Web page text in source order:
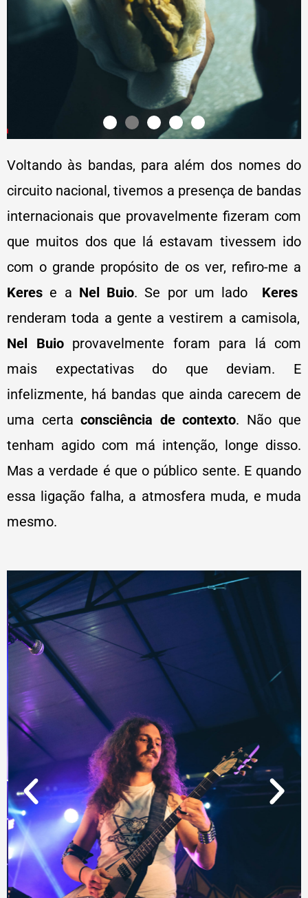
Voltando às bandas, para além dos nomes do
circuito nacional, tivemos a presença de bandas
internacionais que provavelmente fizeram com
que muitos dos que lá estavam tivessem ido
com o grande propósito de os ver, refiro-me a
Keres e a Nel Buio. Se por um lado Keres
renderam toda a gente a vestirem a camisola,
Nel Buioprovavelmente foram para lá com
mais expectativas do que deviam. E
infelizmente, há bandas que ainda carecem de
uma certa consciência de contexto. Não que
tenham agido com má intenção, longe disso.
Mas a verdade é que o público sente. E quando
essa ligação falha, a atmosfera muda, e muda
mesmo.